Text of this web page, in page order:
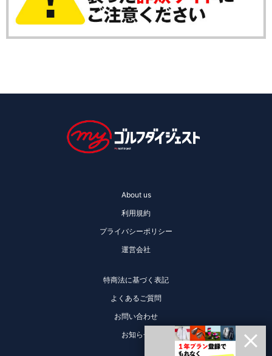
About us
利用規約
プライバシーポリシー
運営会社
特商法に基づく表記
よくあるご質問
お問い合わせ
お知らせ